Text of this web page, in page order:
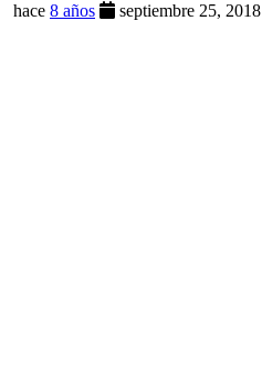
hace 8 años septiembre 25, 2018